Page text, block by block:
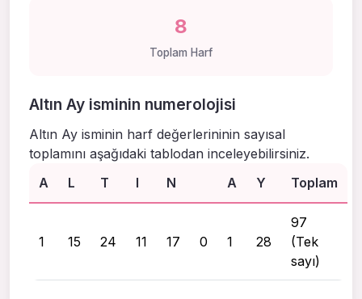
8
Toplam Harf
Altın Ay isminin numerolojisi
Altın Ay isminin harf değerlerininin sayısal
toplamını aşağıdaki tablodan inceleyebilirsiniz.
A
L T I N A Y Toplam
1 15 24 11 17 0 1 28
97
(Tek
sayı)